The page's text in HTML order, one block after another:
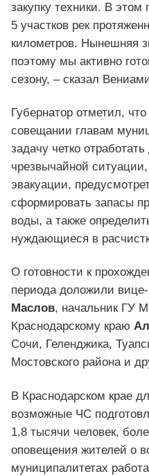
закупку техники. В этом
5 участков рек
километров. Нынешняя
поэтому мы активно
сезону, – сказал
Губернатор отметил,
совещании главам
задачу четко
чрезвычайной
эвакуации,
сформировать запасы
воды, а также
нуждающиеся в
О готовности к
периода доложили вице-
Маслов, начальник ГУ
Краснодарскому краю
Сочи, Геленджика,
Мостовского района и
В Краснодарском крае
возможные ЧС
1,8 тысячи человек,
оповещения жителей о
муниципалитетах